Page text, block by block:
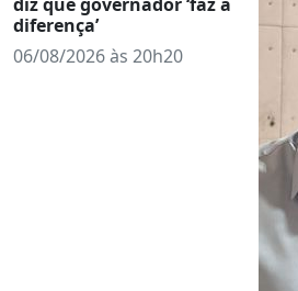
diferença’
06/08/2026 às 20h20